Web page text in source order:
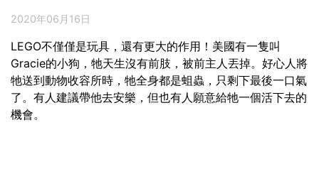
2020年06月16日
LEGO不僅僅是玩具，還有更大的作用！美國有一隻叫
Gracie的小狗，牠天生沒有前肢，被前主人丟掉。好心人將
牠送到動物收容所時，牠全身都是蛆蟲，只剩下最後一口氣
了。有人建議帶他去安樂，但也有人願意給牠一個活下去的
機會。